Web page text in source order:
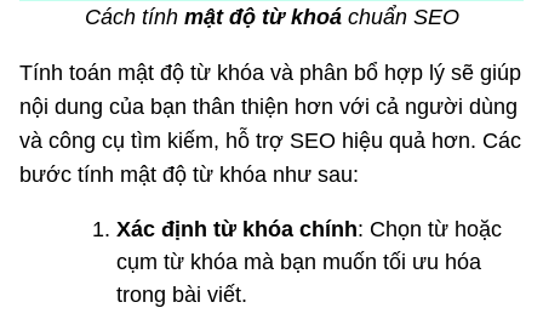
Cách tính mật độ từ khoáchuẩn SEO
Tính toán mật độ từ khóa và phân bổ hợp lý sẽ giúp
nội dung của bạn thân thiện hơn với cả người dùng
và công cụ tìm kiếm, hỗ trợ SEO hiệu quả hơn. Các
bước tính mật độ từ khóa như sau:
Xác định từ khóa chính: Chọn từ hoặc
cụm từ khóa mà bạn muốn tối ưu hóa
trong bài viết.